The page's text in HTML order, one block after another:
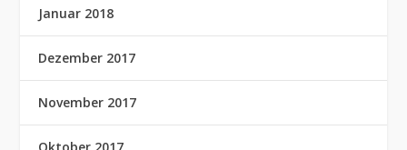
Januar 2018
Dezember 2017
November 2017